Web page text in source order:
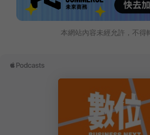
本網站內容未經允許，不得